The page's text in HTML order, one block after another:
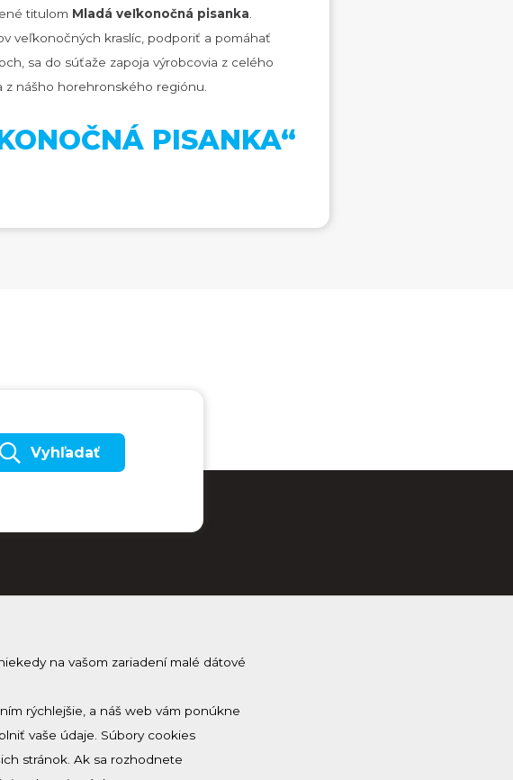
titulom Mladá veľkonočná pisanka
veľkonočných kraslíc, podporiť a pomáhať
sa do súťaže zapoja výrobcovia z celého
z nášho horehronského regiónu.
PISANKA“
Vyhľadať
Prihlás sa na odber a dostávaj novinky ako prvý
na vašom zariadení malé dátové
rýchlejšie, a náš web vám ponúkne
vaše údaje. Súbory cookies
stránok. Ak sa rozhodnete